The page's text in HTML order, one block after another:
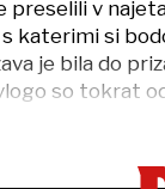
preselili v
katerimi si
je bila do
so tokrat